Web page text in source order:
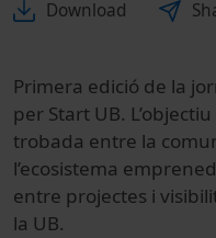
Download
Primera edició de la
per Start UB.
trobada entre la
l’ecosistema
entre projectes i
la UB.